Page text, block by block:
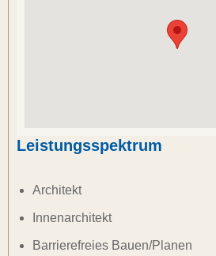
Leistungsspektrum
Architekt
Innenarchitekt
Barrierefreies Bauen/Planen